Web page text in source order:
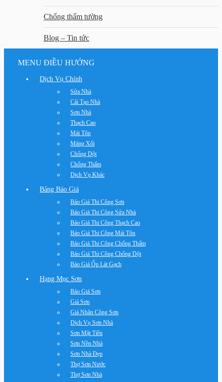
Chống thấm tường
Blog – Tin tức
MENU ĐIỀU HƯỚNG
Dịch Vụ Chính
Sửa Nhà
Cải Tạo Nhà
Sơn Nhà
Thạch Cao
Mái Tôn
Máng Xối
Chống Dột
Chống Thấm
Dịch Vụ Khác
Bảng Báo Giá
Báo Giá Thi Công Sơn
Báo Giá Thi Công Sửa Nhà
Báo Giá Thi Công Thạch Cao
Báo Giá Thi Công Mái Tôn
Báo Giá Thi Công Chống Thấm
Báo Giá Thi Công Chống Dột
Báo Giá Ốp Lát Gạch
Hạng Mục Sơn
Báo Giá Sơn
Giá Sơn
Giá Nhân Công Sơn
Dịch Vụ Sơn Nhà
Sơn Mặt Tiền
Sơn Nền Nhà
Sơn Nhà Đẹp
Thợ Sơn Nước
Thợ Sơn Nhà